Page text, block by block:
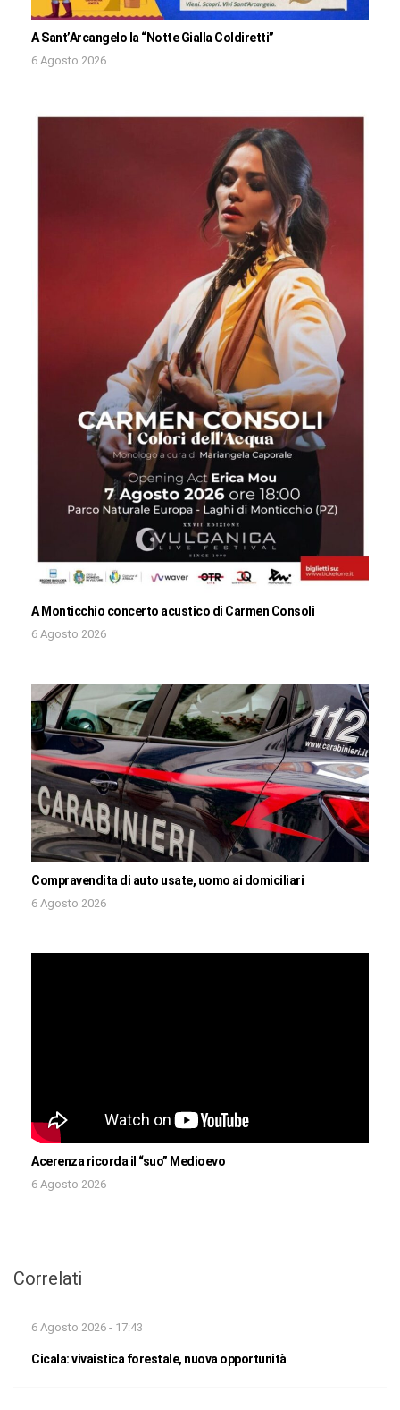
A Sant’Arcangelo la “Notte Gialla Coldiretti”
6 Agosto 2026
A Monticchio concerto acustico di Carmen Consoli
6 Agosto 2026
Compravendita di auto usate, uomo ai domiciliari
6 Agosto 2026
Acerenza ricorda il “suo” Medioevo
6 Agosto 2026
Correlati
6 Agosto 2026 - 17:43
Cicala: vivaistica forestale, nuova opportunità